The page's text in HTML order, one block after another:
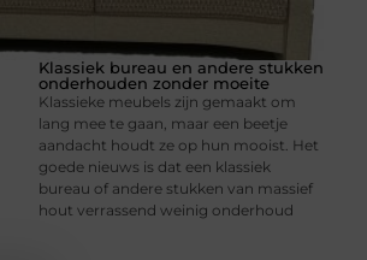
Klassiek bureau en andere stukken
onderhouden zonder moeite
Klassieke meubels zijn gemaakt om
lang mee te gaan, maar een beetje
aandacht houdt ze op hun mooist. Het
goede nieuws is dat een klassiek
bureau of andere stukken van massief
hout verrassend weinig onderhoud